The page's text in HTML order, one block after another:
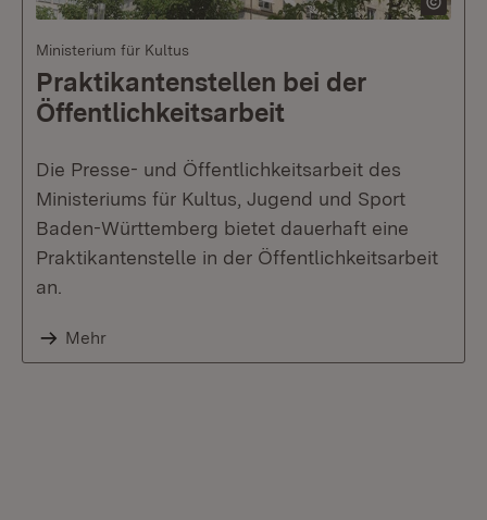
Ministerium für Kultus
Praktikantenstellen bei der
Öffentlichkeitsarbeit
Die Presse- und Öffentlichkeitsarbeit des
Ministeriums für Kultus, Jugend und Sport
Baden-Württemberg bietet dauerhaft eine
Praktikantenstelle in der Öffentlichkeitsarbeit
an.
Mehr